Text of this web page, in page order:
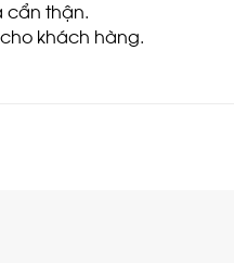
cẩn thận.
khách hàng.